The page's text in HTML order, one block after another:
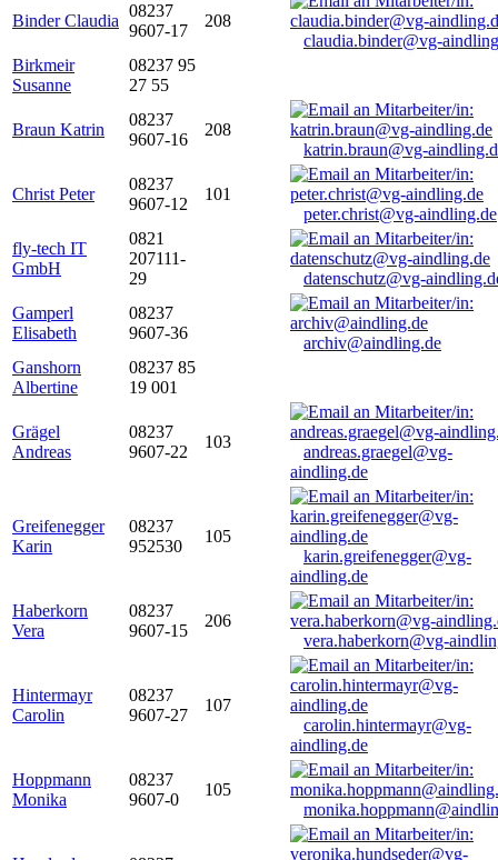
Binder Claudia
08237
9607-17
208
claudia.binder@vg-
Birkmeir
Susanne
08237 95
27 55
Braun Katrin
08237
9607-16
208
katrin.braun@vg-
Christ Peter
08237
9607-12
101
peter.christ@vg-aindling.de
fly-tech IT
GmbH
0821
207111-
29
datenschutz@vg-
Gamperl
Elisabeth
08237
9607-36
archiv@aindling.de
Ganshorn
Albertine
08237 85
19 001
Grägel
Andreas
08237
9607-22
103
andreas.graegel@vg-
aindling.de
Greifenegger
Karin
08237
952530
105
karin.greifenegger@vg-
aindling.de
Haberkorn
Vera
08237
9607-15
206
vera.haberkorn@vg-
Hintermayr
Carolin
08237
9607-27
107
carolin.hintermayr@vg-
aindling.de
Hoppmann
Monika
08237
9607-0
105